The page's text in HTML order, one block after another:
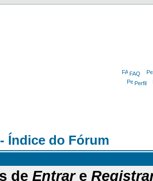
FAQ
Perfil
Índice do Fórum
de Entrare